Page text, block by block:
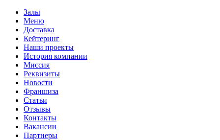
Залы
Меню
Доставка
Кейтеринг
Наши проекты
История компании
Миссия
Реквизиты
Новости
Франшиза
Статьи
Отзывы
Контакты
Вакансии
Партнеры